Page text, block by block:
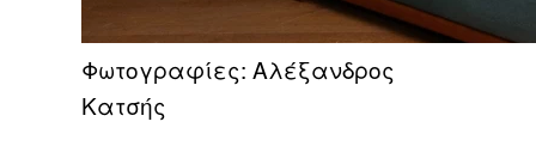
Φωτογραφίες: Αλέξανδρος
Κατσής